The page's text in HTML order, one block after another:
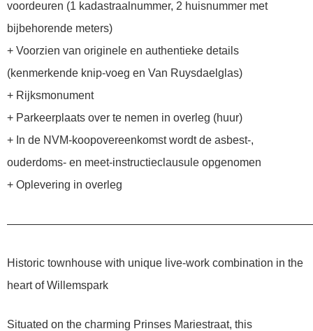
voordeuren (1 kadastraalnummer, 2 huisnummer met
bijbehorende meters)
+ Voorzien van originele en authentieke details
(kenmerkende knip-voeg en Van Ruysdaelglas)
+ Rijksmonument
+ Parkeerplaats over te nemen in overleg (huur)
+ In de NVM-koopovereenkomst wordt de asbest-,
ouderdoms- en meet-instructieclausule opgenomen
+ Oplevering in overleg
Historic townhouse with unique live-work combination in the
heart of Willemspark
Situated on the charming Prinses Mariestraat, this